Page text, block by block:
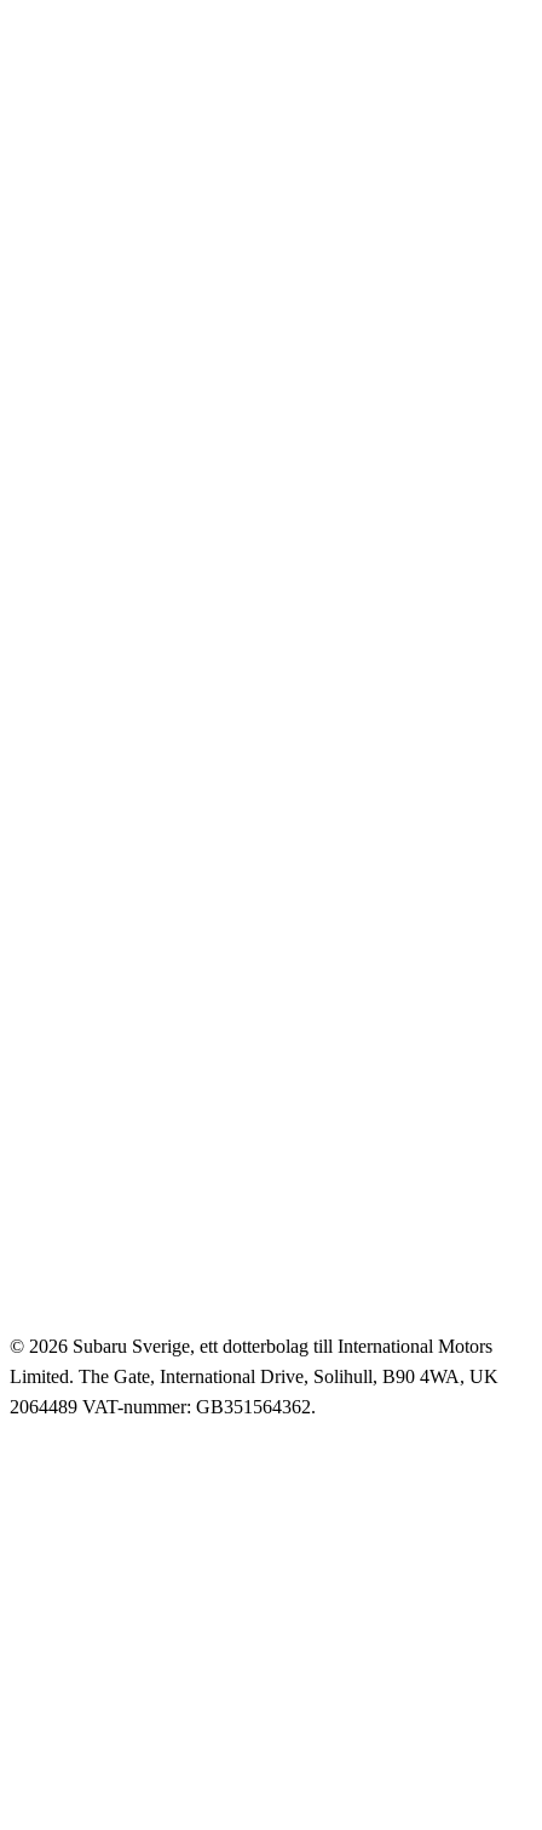
© 2026 Subaru Sverige, ett dotterbolag till International Motors
Limited. The Gate, International Drive, Solihull, B90 4WA, UK
2064489 VAT-nummer: GB351564362.